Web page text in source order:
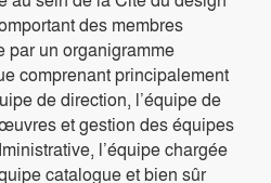
des membres
par un organigramme
comprenant principalement
de direction, l’équipe de
et gestion des équipes
l’équipe chargée
catalogue et bien sûr